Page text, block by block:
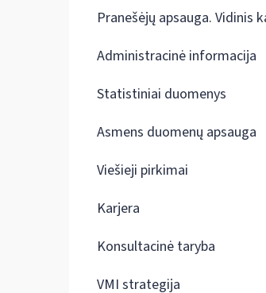
Pranešėjų apsauga. Vidinis
Administracinė informacija
Statistiniai duomenys
Asmens duomenų apsauga
Viešieji pirkimai
Karjera
Konsultacinė taryba
VMI strategija